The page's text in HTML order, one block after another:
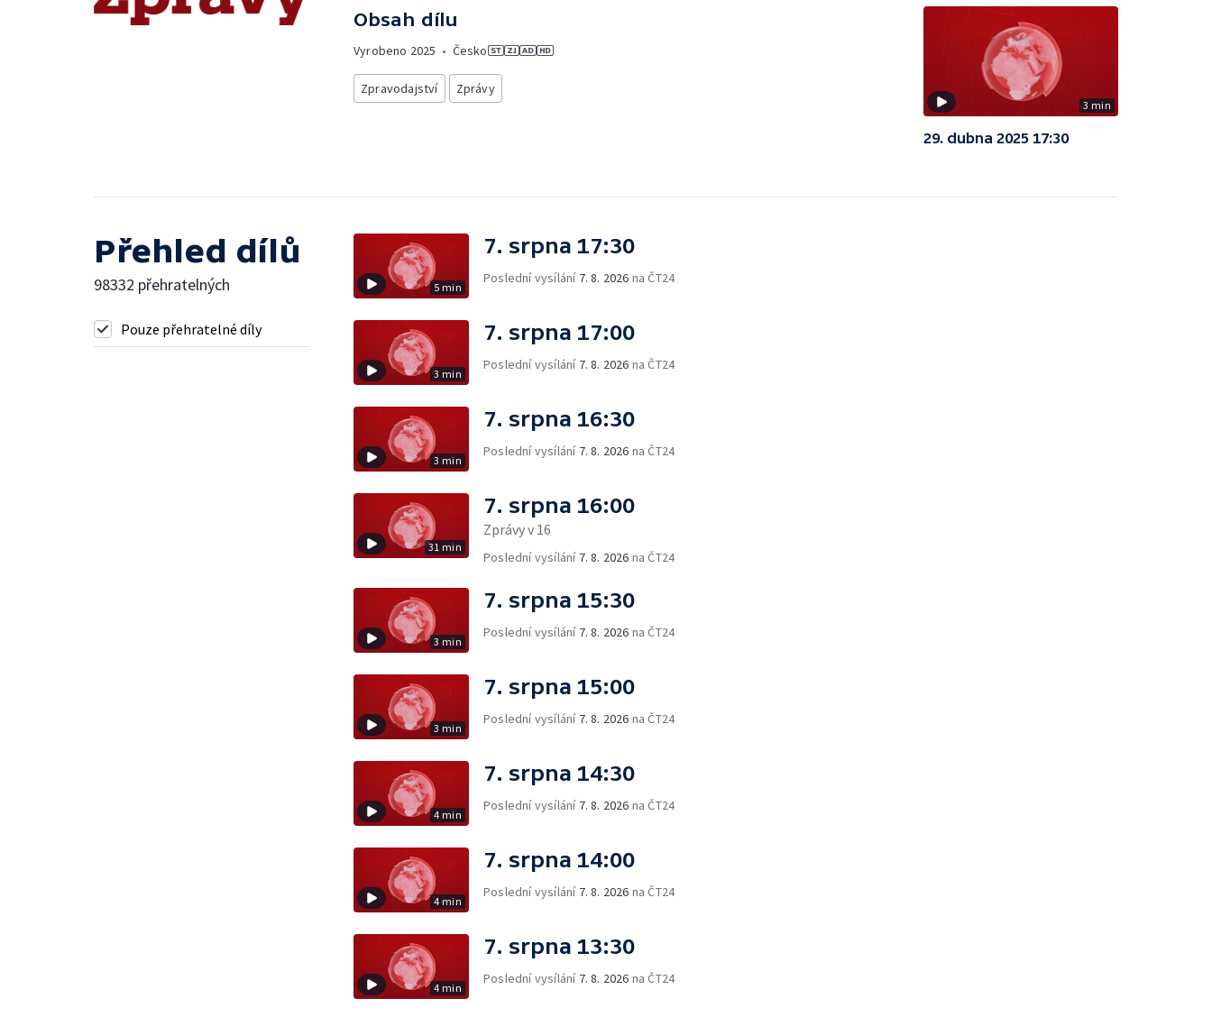
Obsah dílu
Vyrobeno 2025 • Česko
Zpravodajství Zprávy
3 min
29. dubna 2025 17:30
Přehled dílů
98332 přehratelných
Pouze přehratelné díly
5 min
7. srpna 17:30
Poslední vysílání 7. 8. 2026 na ČT24
3 min
7. srpna 17:00
Poslední vysílání 7. 8. 2026 na ČT24
3 min
7. srpna 16:30
Poslední vysílání 7. 8. 2026 na ČT24
31 min
7. srpna 16:00
Zprávy v 16
Poslední vysílání 7. 8. 2026 na ČT24
3 min
7. srpna 15:30
Poslední vysílání 7. 8. 2026 na ČT24
3 min
7. srpna 15:00
Poslední vysílání 7. 8. 2026 na ČT24
4 min
7. srpna 14:30
Poslední vysílání 7. 8. 2026 na ČT24
4 min
7. srpna 14:00
Poslední vysílání 7. 8. 2026 na ČT24
4 min
7. srpna 13:30
Poslední vysílání 7. 8. 2026 na ČT24